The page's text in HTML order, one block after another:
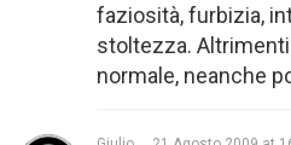
faziosità, furbizia,
stoltezza.
normale, neanche